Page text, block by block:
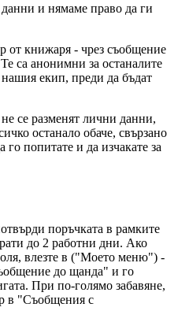
и нямаме право да ги
от книжаря - чрез съобщение
са анонимни за останалите
екип, преди да бъдат
се разменят лични данни,
останало обаче, свързано
попитате и да изчакате за
поръчката в рамките
до 2 работни дни. Ако
влезте в ("Моето меню") -
до щанда" и го
При по-голямо забавяне,
в "Съобщения с